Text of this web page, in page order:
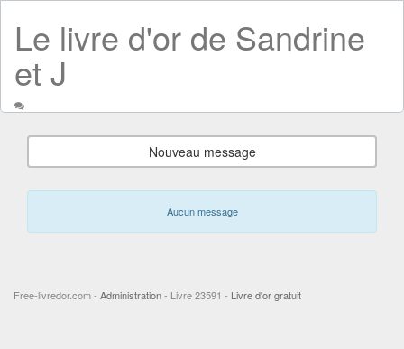
Le livre d'or de Sandrine
et J
Nouveau message
Aucun message
Free-livredor.com - Administration- Livre 23591 - Livre d'or gratuit